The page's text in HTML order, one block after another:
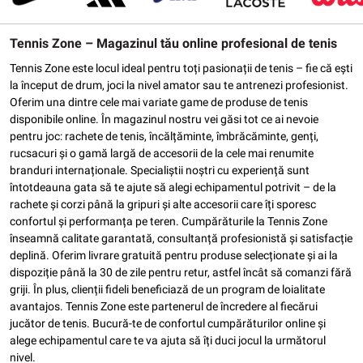
Tennis Zone – Magazinul tău online profesional de tenis
Tennis Zone este locul ideal pentru toți pasionații de tenis – fie că ești
la început de drum, joci la nivel amator sau te antrenezi profesionist.
Oferim una dintre cele mai variate game de produse de tenis
disponibile online. În magazinul nostru vei găsi tot ce ai nevoie
pentru joc: rachete de tenis, încălțăminte, îmbrăcăminte, genți,
rucsacuri și o gamă largă de accesorii de la cele mai renumite
branduri internaționale. Specialiștii noștri cu experiență sunt
întotdeauna gata să te ajute să alegi echipamentul potrivit – de la
rachete și corzi până la gripuri și alte accesorii care îți sporesc
confortul și performanța pe teren. Cumpărăturile la Tennis Zone
înseamnă calitate garantată, consultanță profesionistă și satisfacție
deplină. Oferim livrare gratuită pentru produse selecționate și ai la
dispoziție până la 30 de zile pentru retur, astfel încât să comanzi fără
griji. În plus, clienții fideli beneficiază de un program de loialitate
avantajos. Tennis Zone este partenerul de încredere al fiecărui
jucător de tenis. Bucură-te de confortul cumpărăturilor online și
alege echipamentul care te va ajuta să îți duci jocul la următorul
nivel.